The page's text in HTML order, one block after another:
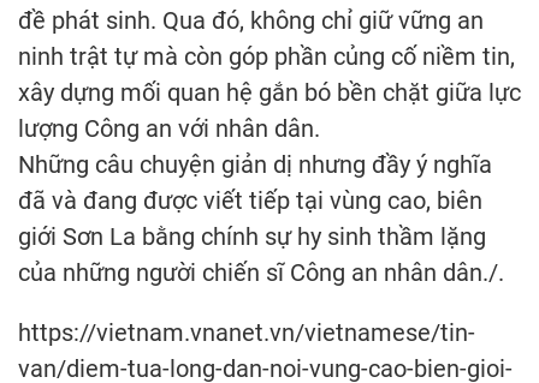
đề phát sinh. Qua đó, không chỉ giữ vững an
ninh trật tự mà còn góp phần củng cố niềm tin,
xây dựng mối quan hệ gắn bó bền chặt giữa lực
lượng Công an với nhân dân.
Những câu chuyện giản dị nhưng đầy ý nghĩa
đã và đang được viết tiếp tại vùng cao, biên
giới Sơn La bằng chính sự hy sinh thầm lặng
của những người chiến sĩ Công an nhân dân./.
https://vietnam.vnanet.vn/vietnamese/tin-
van/diem-tua-long-dan-noi-vung-cao-bien-gioi-